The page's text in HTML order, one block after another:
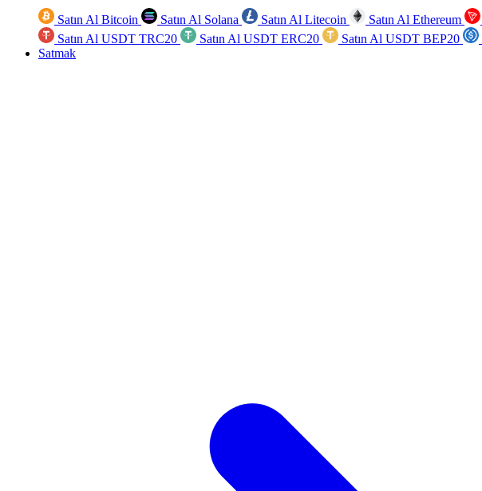
Satın Al Bitcoin Satın Al Solana Satın Al Litecoin Satın Al Ethereum
Satın Al USDT TRC20
Satın Al USDT ERC20 Satın Al USDT BEP20
Satmak